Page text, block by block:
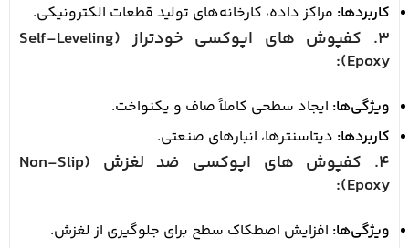
کاربردها: مراکز داده، کارخانه‌های تولید قطعات الکترونیکی.
3. کفپوش های اپوکسی خودتراز (Self-Leveling
Epoxy):
ویژگی‌ها: ایجاد سطحی کاملاً صاف و یکنواخت.
کاربردها: دیتاسنترها، انبارهای صنعتی.
4. کفپوش های اپوکسی ضد لغزش (Non-Slip
Epoxy):
ویژگی‌ها: افزایش اصطکاک سطح برای جلوگیری از لغزش.